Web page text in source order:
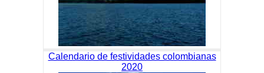
Calendario de festividades colombianas
2020